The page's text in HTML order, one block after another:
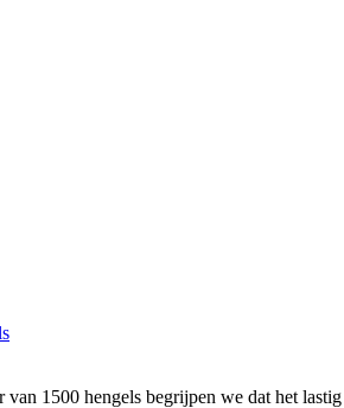
van 1500 hengels begrijpen we dat het